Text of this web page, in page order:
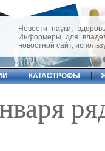
Новости науки,
Информеры для
новостной сайт,
КАТАСТРОФЫ